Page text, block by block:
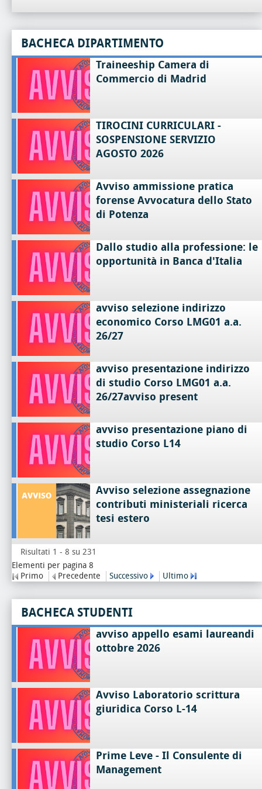
BACHECA DIPARTIMENTO
Traineeship Camera di
Commercio di Madrid
TIROCINI CURRICULARI -
SOSPENSIONE SERVIZIO
AGOSTO 2026
Avviso ammissione pratica
forense Avvocatura dello Stato
di Potenza
Dallo studio alla professione: le
opportunità in Banca d'Italia
avviso selezione indirizzo
economico Corso LMG01 a.a.
26/27
avviso presentazione indirizzo
di studio Corso LMG01 a.a.
26/27avviso present
avviso presentazione piano di
studio Corso L14
Avviso selezione assegnazione
contributi ministeriali ricerca
tesi estero
Risultati 1 - 8 su 231
Elementi per pagina 8
Primo
Precedente Successivo Ultimo
BACHECA STUDENTI
avviso appello esami laureandi
ottobre 2026
Avviso Laboratorio scrittura
giuridica Corso L-14
Prime Leve - Il Consulente di
Management